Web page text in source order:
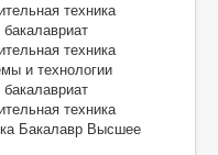
техника
техника
и технологии
техника
Бакалавр Высшее